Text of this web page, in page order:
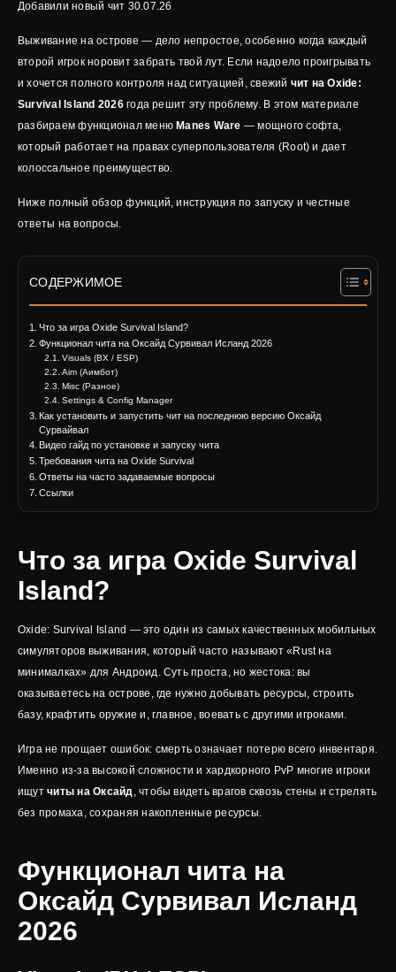
Добавили новый чит 30.07.26
Выживание на острове — дело непростое, особенно когда каждый
второй игрок норовит забрать твой лут. Если надоело проигрывать
и хочется полного контроля над ситуацией, свежий чит на Oxide:
Survival Island 2026года решит эту проблему. В этом материале
разбираем функционал меню Manes Ware — мощного софта,
который работает на правах суперпользователя (Root) и дает
колоссальное преимущество.
Ниже полный обзор функций, инструкция по запуску и честные
ответы на вопросы.
СОДЕРЖИМОЕ
Что за игра Oxide Survival Island?
Функционал чита на Оксайд Сурвивал Исланд 2026
Visuals (ВХ / ESP)
Aim (Аимбот)
Misc (Разное)
Settings & Config Manager
Как установить и запустить чит на последнюю версию Оксайд
Сурвайвал
Видео гайд по установке и запуску чита
Требования чита на Oxide Survival
Ответы на часто задаваемые вопросы
Ссылки
Что за игра Oxide Survival
Island?
Oxide: Survival Island — это один из самых качественных мобильных
симуляторов выживания, который часто называют «Rust на
минималках» для Андроид. Суть проста, но жестока: вы
оказываетесь на острове, где нужно добывать ресурсы, строить
базу, крафтить оружие и, главное, воевать с другими игроками.
Игра не прощает ошибок: смерть означает потерю всего инвентаря.
Именно из-за высокой сложности и хардкорного PvP многие игроки
ищутчиты на Оксайд , чтобы видеть врагов сквозь стены и стрелять
без промаха, сохраняя накопленные ресурсы.
Функционал чита на
Оксайд Сурвивал Исланд
2026